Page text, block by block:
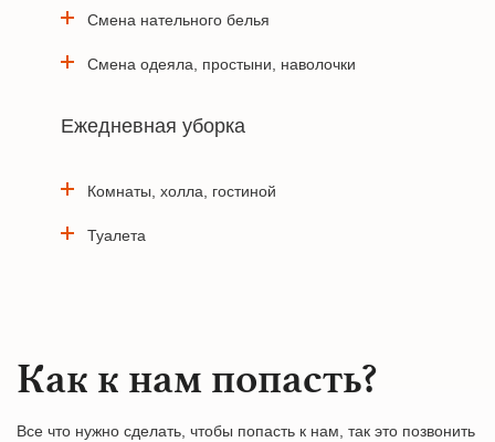
Смена нательного белья
Смена одеяла, простыни, наволочки
Ежедневная уборка
Комнаты, холла, гостиной
Туалета
Как к нам попасть?
Все что нужно сделать, чтобы попасть к нам, так это позвонить